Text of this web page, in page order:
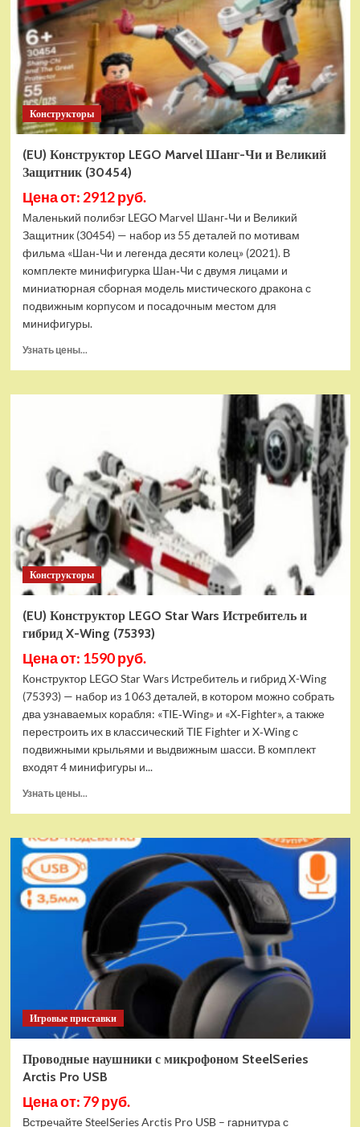
космических
наук
(60439)
Конструкторы
(EU) Конструктор LEGO Marvel Шанг-Чи и Великий
Защитник (30454)
Цена от: 2912 руб.
Маленький полибэг LEGO Marvel Шанг‑Чи и Великий
Защитник (30454) — набор из 55 деталей по мотивам
фильма «Шан‑Чи и легенда десяти колец» (2021). В
комплекте минифигурка Шан‑Чи с двумя лицами и
миниатюрная сборная модель мистического дракона с
подвижным корпусом и посадочным местом для
минифигуры.
Узнать цены...
(EU)
Шанг-
Чи
и
Великий
Защитник
(30454)
Конструкторы
(EU) Конструктор LEGO Star Wars Истребитель и
гибрид X-Wing (75393)
Цена от: 1590 руб.
Конструктор LEGO Star Wars Истребитель и гибрид X-Wing
(75393) — набор из 1 063 деталей, в котором можно собрать
два узнаваемых корабля: «TIE‑Wing» и «X‑Fighter», а также
перестроить их в классический TIE Fighter и X‑Wing с
подвижными крыльями и выдвижным шасси. В комплект
входят 4 минифигуры и...
Узнать цены...
(EU)
Конструктор
LEGO
Star
Wars
Истребитель
и
гибрид
X-
Wing
(75393)
Игровые приставки
Проводные наушники с микрофоном SteelSeries
Arctis Pro USB
Цена от: 79 руб.
Встречайте SteelSeries Arctis Pro USB – гарнитура с